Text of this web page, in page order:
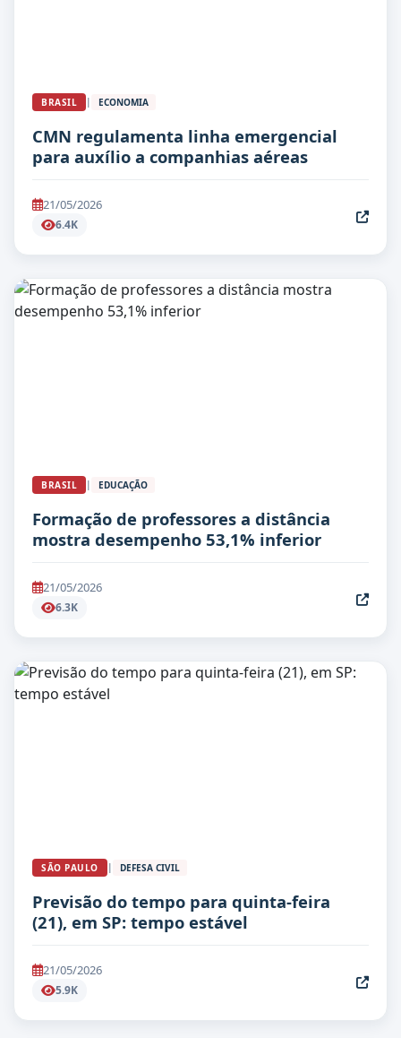
BRASIL | ECONOMIA
CMN regulamenta linha emergencial
para auxílio a companhias aéreas
21/05/2026
6.4K
BRASIL | EDUCAÇÃO
Formação de professores a distância
mostra desempenho 53,1% inferior
21/05/2026
6.3K
SÃO PAULO | DEFESA CIVIL
Previsão do tempo para quinta-feira
(21), em SP: tempo estável
21/05/2026
5.9K